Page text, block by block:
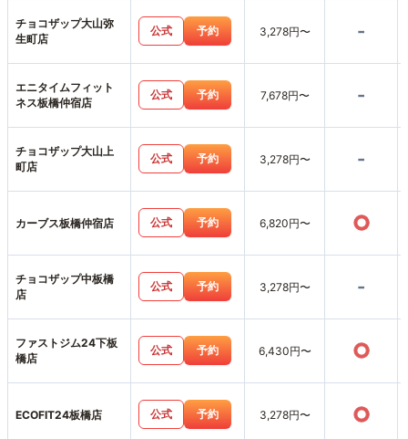
チョコザップ大山弥
生町店
公式 予約 3,278円〜 -
エニタイムフィット
ネス板橋仲宿店
公式 予約 7,678円〜 -
チョコザップ大山上
町店
公式 予約 3,278円〜 -
カーブス板橋仲宿店 公式 予約 6,820円〜 ○
チョコザップ中板橋
店
公式 予約 3,278円〜 -
ファストジム24下板
橋店
公式 予約 6,430円〜 ○
ECOFIT24板橋店 公式 予約 3,278円〜 ○